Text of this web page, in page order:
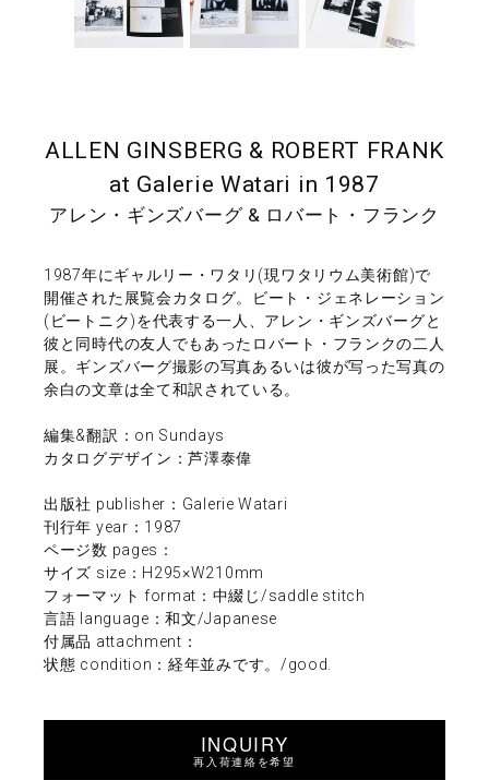
ALLEN GINSBERG & ROBERT FRANK
at Galerie Watari in 1987
アレン・ギンズバーグ & ロバート・フランク
1987年にギャルリー・ワタリ(現ワタリウム美術館)で
開催された展覧会カタログ。ビート・ジェネレーション
(ビートニク)を代表する一人、アレン・ギンズバーグと
彼と同時代の友人でもあったロバート・フランクの二人
展。ギンズバーグ撮影の写真あるいは彼が写った写真の
余白の文章は全て和訳されている。
編集&翻訳：on Sundays
カタログデザイン：芦澤泰偉
出版社 publisher：Galerie Watari
刊行年 year：1987
ページ数 pages：
サイズ size：H295×W210mm
フォーマット format：中綴じ/saddle stitch
言語 language：和文/Japanese
付属品 attachment：
状態 condition：経年並みです。/good.
INQUIRY
再入荷連絡を希望